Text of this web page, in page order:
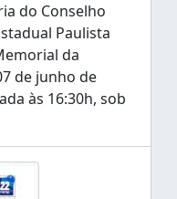
do Conselho
Paulista
da
de junho de
às 16:30h, sob